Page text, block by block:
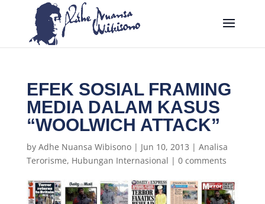
EFEK SOSIAL FRAMING
MEDIA DALAM KASUS
“WOOLWICH ATTACK”
by Adhe Nuansa Wibisono| Jun 10, 2013 | Analisa
Terorisme, Hubungan Internasional | 0 comments